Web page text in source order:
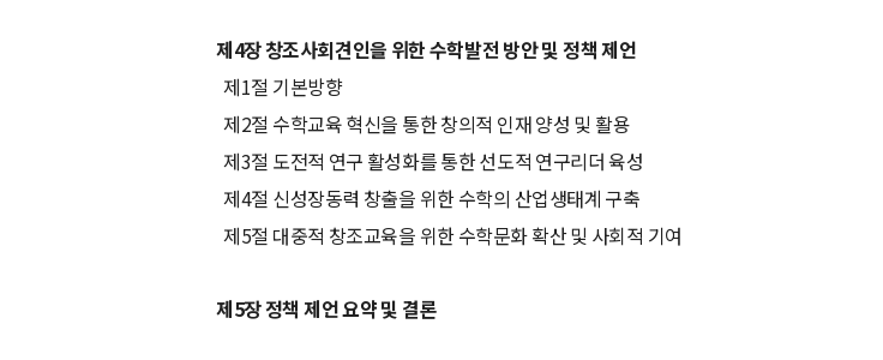
제4장 창조사회견인을 위한 수학발전 방안 및 정책 제언
제1절 기본방향
제2절 수학교육 혁신을 통한 창의적 인재 양성 및 활용
제3절 도전적 연구 활성화를 통한 선도적 연구리더 육성
제4절 신성장동력 창출을 위한 수학의 산업생태계 구축
제5절 대중적 창조교육을 위한 수학문화 확산 및 사회적 기여
제5장 정책 제언 요약 및 결론